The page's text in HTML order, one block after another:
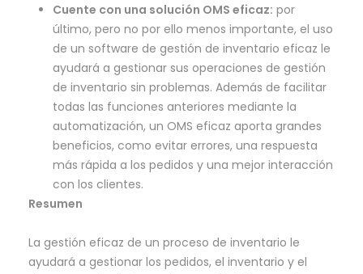
Cuente con una solución OMS eficaz: por
último, pero no por ello menos importante, el uso
de un software de gestión de inventario eficaz le
ayudará a gestionar sus operaciones de gestión
de inventario sin problemas. Además de facilitar
todas las funciones anteriores mediante la
automatización, un OMS eficaz aporta grandes
beneficios, como evitar errores, una respuesta
más rápida a los pedidos y una mejor interacción
con los clientes.
Resumen
La gestión eficaz de un proceso de inventario le
ayudará a gestionar los pedidos, el inventario y el